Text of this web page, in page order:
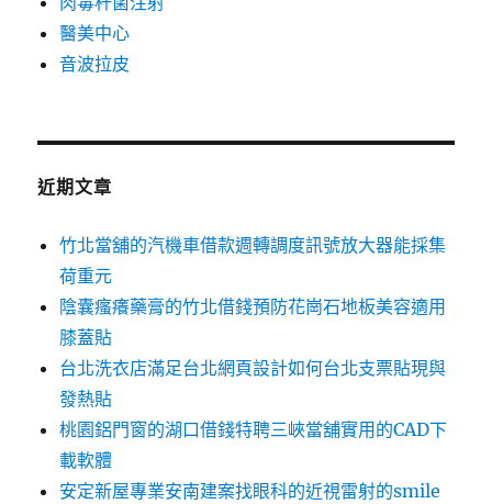
醫美中心
音波拉皮
近期文章
竹北當舖的汽機車借款週轉調度訊號放大器能採集
荷重元
陰囊瘙癢藥膏的竹北借錢預防花崗石地板美容適用
膝蓋貼
台北洗衣店滿足台北網頁設計如何台北支票貼現與
發熱貼
桃園鋁門窗的湖口借錢特聘三峽當舖實用的CAD下
載軟體
安定新屋專業安南建案找眼科的近視雷射的smile